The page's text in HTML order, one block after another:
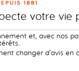
Zante,
votre vie
et, avec nos
changer d’avis en